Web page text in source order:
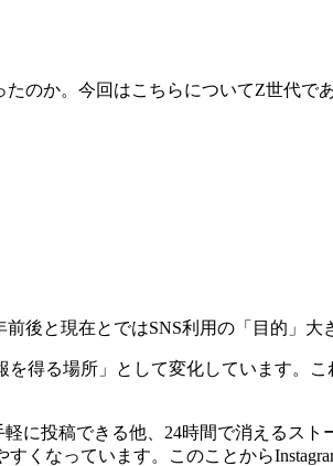
のか。今回はこちらについてZ世代で
後と現在とではSNS利用の「目的」大
得る場所」として変化しています。
に投稿できる他、24時間で消えるス
くなっています。このことから